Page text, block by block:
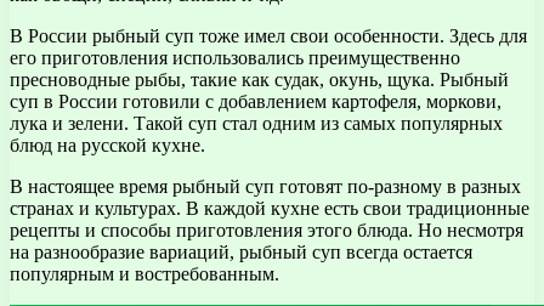
В России рыбный суп тоже имел свои особенности. Здесь для
его приготовления использовались преимущественно
пресноводные рыбы, такие как судак, окунь, щука. Рыбный
суп в России готовили с добавлением картофеля, моркови,
лука и зелени. Такой суп стал одним из самых популярных
блюд на русской кухне.
В настоящее время рыбный суп готовят по-разному в разных
странах и культурах. В каждой кухне есть свои традиционные
рецепты и способы приготовления этого блюда. Но несмотря
на разнообразие вариаций, рыбный суп всегда остается
популярным и востребованным.